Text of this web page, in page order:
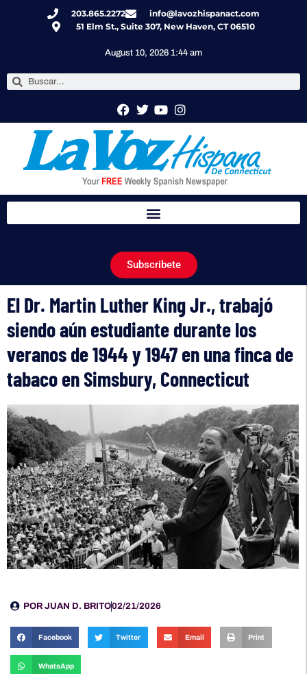
203.865.2272
info@lavozhispanact.com
51 Elm St., Suite 307, New Haven, CT 06510
August 10, 2026 1:44 am
Subscribete
El Dr. Martin Luther King Jr., trabajó
siendo aún estudiante durante los
veranos de 1944 y 1947 en una finca de
tabaco en Simsbury, Connecticut
POR JUAN D. BRITO02/21/2026
Facebook Twitter Email Print
WhatsApp